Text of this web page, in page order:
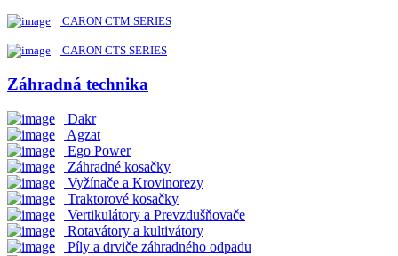
CARON CTM SERIES
CARON CTS SERIES
Záhradná technika
Dakr
Agzat
Ego Power
Záhradné kosačky
Vyžínače a Krovinorezy
Traktorové kosačky
Vertikulátory a Prevzdušňovače
Rotavátory a kultivátory
Píly a drviče záhradného odpadu